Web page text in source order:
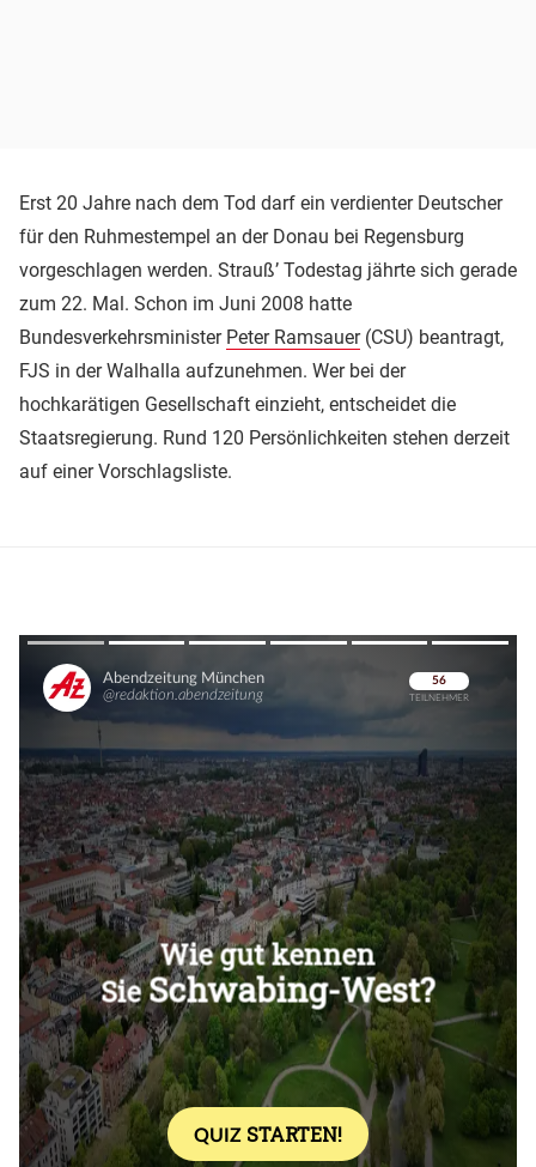
Erst 20 Jahre nach dem Tod darf ein verdienter Deutscher
für den Ruhmestempel an der Donau bei Regensburg
vorgeschlagen werden. Strauß’ Todestag jährte sich gerade
zum 22. Mal. Schon im Juni 2008 hatte
Bundesverkehrsminister Peter Ramsauer(CSU) beantragt,
FJS in der Walhalla aufzunehmen. Wer bei der
hochkarätigen Gesellschaft einzieht, entscheidet die
Staatsregierung. Rund 120 Persönlichkeiten stehen derzeit
auf einer Vorschlagsliste.
Überspringen
Überspringen